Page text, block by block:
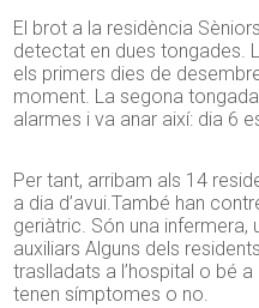
El brot a la residència
detectat en dues tongades.
els primers dies de
moment. La segona
alarmes i va anar així: dia 6
Per tant, arribam als 14
a dia d’avui.També han
geriàtric. Són una
auxiliars Alguns dels
traslladats a l’hospital o bé
tenen símptomes o no.